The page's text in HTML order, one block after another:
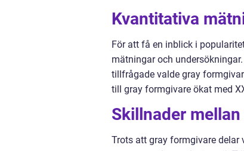
Kvantitativa
För att få en inblick i
mätningar och
tillfrågade valde gray
till gray formgivare ökat med
Skillnader
Trots att gray formgivare delar